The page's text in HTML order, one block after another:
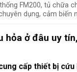
FM200, tủ chữa
dụng, cảm biến
hỏa ở đâu uy
cấp thiết bị